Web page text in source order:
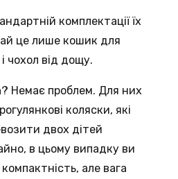
комплектації їх
це лише кошик для
чохол від дощу.
? Немає проблем. Для них
коляски, які
двох дітей
в цьому випадку ви
але вага